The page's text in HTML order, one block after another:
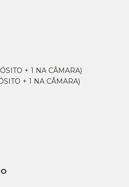
+ 1 NA CÂMARA)
+ 1 NA CÂMARA)